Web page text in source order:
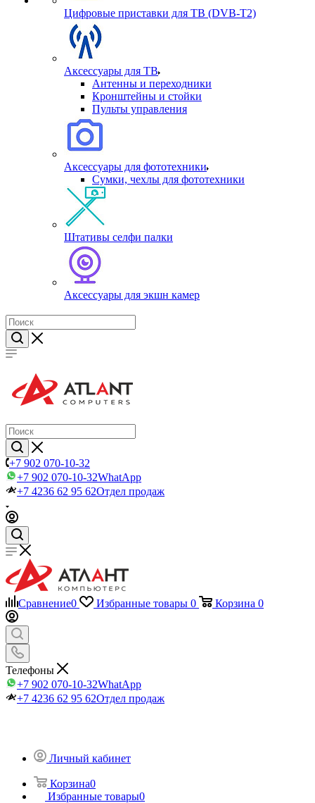
Цифровые приставки для ТВ (DVB-T2)
Аксессуары для ТВ
Антенны и переходники
Кронштейны и стойки
Пульты управления
Аксессуары для фототехники
Сумки, чехлы для фототехники
Штативы селфи палки
Аксессуары для экшн камер
+7 902 070-10-32
+7 902 070-10-32WhatApp
+7 4236 62 95 62Отдел продаж
Сравнение0 Избранные товары 0 Корзина 0
Телефоны
+7 902 070-10-32WhatApp
+7 4236 62 95 62Отдел продаж
Личный кабинет
Корзина0
Избранные товары0